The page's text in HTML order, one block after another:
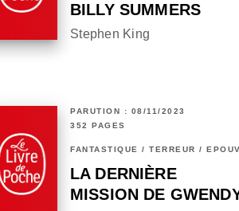
BILLY SUMMERS
Stephen King
PARUTION : 08/11/2023
352 PAGES
FANTASTIQUE / TERREUR /
LA DERNIÈRE
MISSION DE